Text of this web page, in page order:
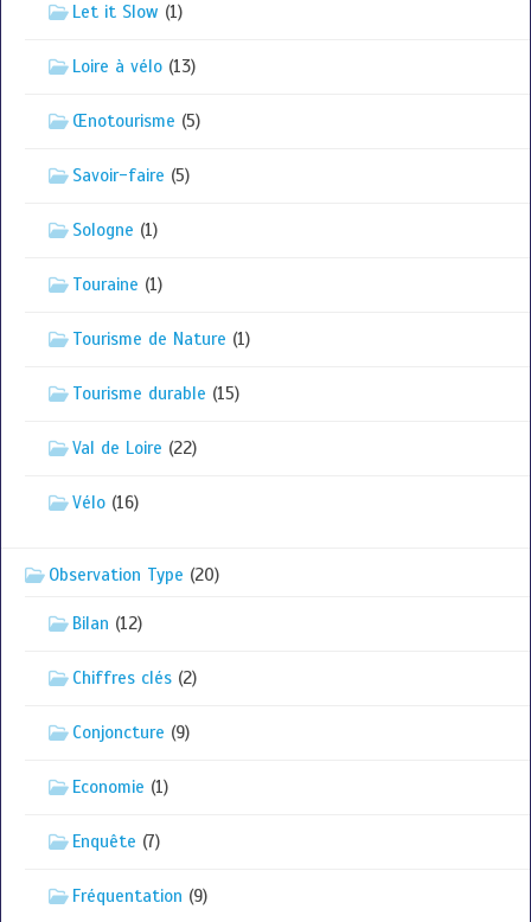
Let it Slow (1)
Loire à vélo (13)
Œnotourisme (5)
Savoir-faire (5)
Sologne (1)
Touraine (1)
Tourisme de Nature (1)
Tourisme durable (15)
Val de Loire (22)
Vélo (16)
Observation Type (20)
Bilan (12)
Chiffres clés (2)
Conjoncture (9)
Economie (1)
Enquête (7)
Fréquentation (9)